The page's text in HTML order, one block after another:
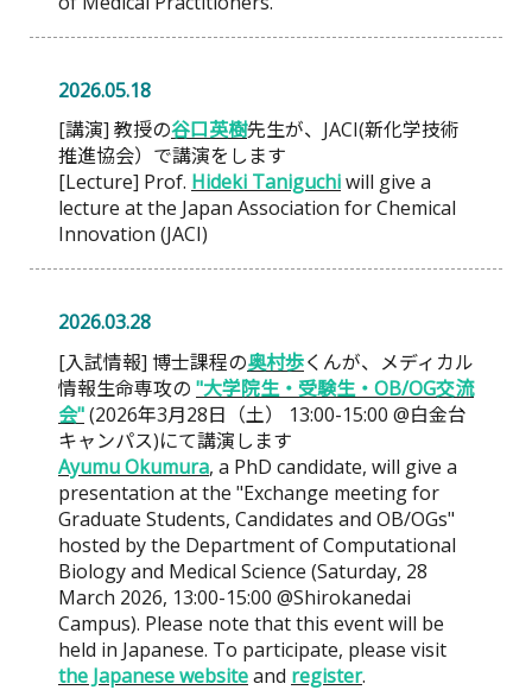
2026.05.18
[講演] 教授の谷口英樹先生が、JACI(新化学技術
推進協会）で講演をします
[Lecture] Prof. Hideki Taniguchiwill give a
lecture at the Japan Association for Chemical
Innovation (JACI)
2026.03.28
[入試情報] 博士課程の奥村歩くんが、メディカル
情報生命専攻の "大学院生・受験生・OB/OG交流
会"(2026年3月28日（土） 13:00-15:00 @白金台
キャンパス)にて講演します
Ayumu Okumura, a PhD candidate, will give a
presentation at the "Exchange meeting for
Graduate Students, Candidates and OB/OGs"
hosted by the Department of Computational
Biology and Medical Science (Saturday, 28
March 2026, 13:00-15:00 @Shirokanedai
Campus). Please note that this event will be
held in Japanese. To participate, please visit
the Japanese websiteand register.